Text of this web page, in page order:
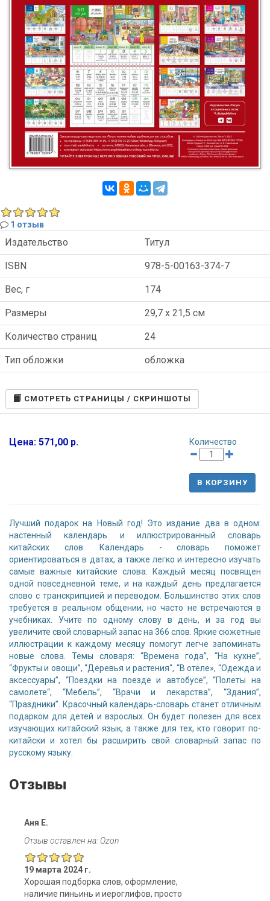
1 отзыв
Издательство Титул
ISBN 978-5-00163-374-7
Вес, г 174
Размеры 29,7 x 21,5 см
Количество страниц 24
Тип обложки обложка
CМОТРЕТЬ СТРАНИЦЫ / СКРИНШОТЫ
Цена: 571,00 р. Количество
В КОРЗИНУ
Лучший подарок на Новый год! Это издание два в одном:
настенный календарь и иллюстрированный словарь
китайских слов. Календарь - словарь поможет
ориентироваться в датах, а также легко и интересно изучать
самые важные китайские слова. Каждый месяц посвящен
одной повседневной теме, и на каждый день предлагается
слово с транскрипцией и переводом. Большинство этих слов
требуется в реальном общении, но часто не встречаются в
учебниках. Учите по одному слову в день, и за год вы
увеличите свой словарный запас на 366 слов. Яркие сюжетные
иллюстрации к каждому месяцу помогут легче запоминать
новые слова. Темы словаря: “Времена года”, “На кухне”,
“Фрукты и овощи”, “Деревья и растения“, “В отеле», “Одежда и
аксессуары”, “Поездки на поезде и автобусе”, “Полеты на
самолете“, “Мебель”, “Врачи и лекарства”, “Здания”,
“Праздники”. Красочный календарь-словарь станет отличным
подарком для детей и взрослых. Он будет полезен для всех
изучающих китайский язык, а также для тех, кто говорит по-
китайски и хотел бы расширить свой словарный запас по
русскому языку.
Отзывы
Аня Е.
Отзыв оставлен на: Ozon
19 марта 2024 г.
Хорошая подборка слов, оформление,
наличие пиньинь и иероглифов, просто